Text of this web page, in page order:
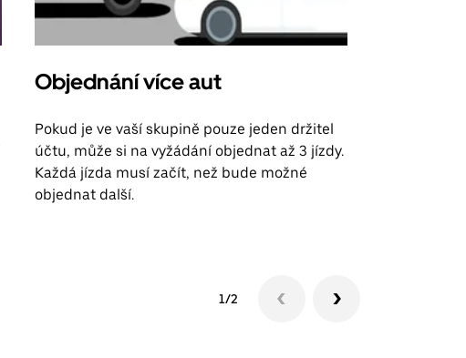
Objednání více aut
Pokud je ve vaší skupině pouze jeden držitel
účtu, může si na vyžádání objednat až 3 jízdy.
Každá jízda musí začít, než bude možné
objednat další.
1/2